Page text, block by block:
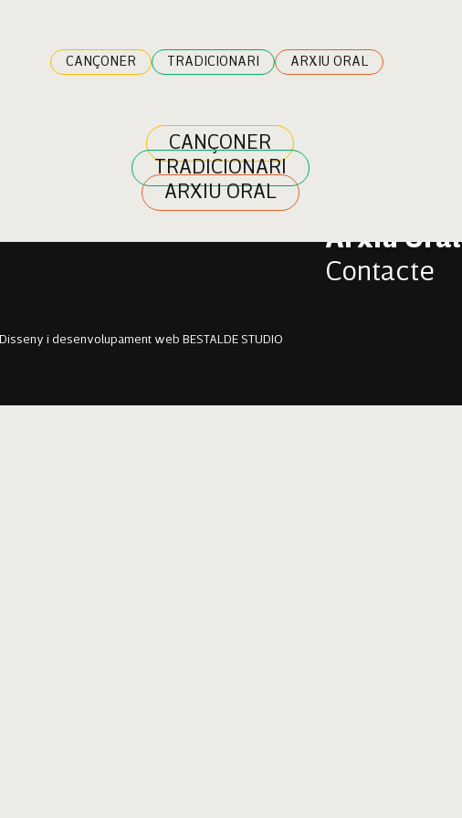
CANÇONER TRADICIONARI ARXIU ORAL
CANÇONER
TRADICIONARI
ARXIU ORAL
Arxiu Oral
Contacte
Disseny i desenvolupament web BESTALDE STUDIO